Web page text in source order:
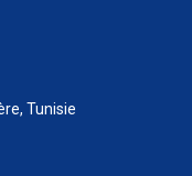
Tunisie